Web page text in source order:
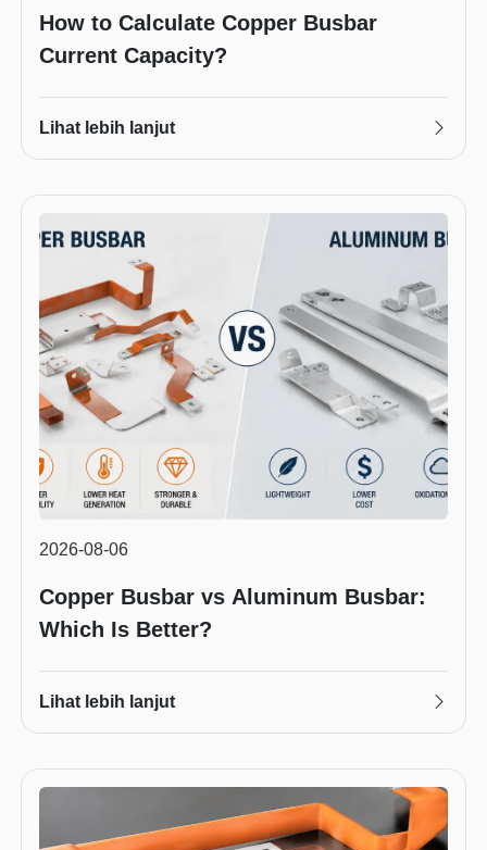
How to Calculate Copper Busbar
Current Capacity?
Lihat lebih lanjut
2026-08-06
Copper Busbar vs Aluminum Busbar:
Which Is Better?
Lihat lebih lanjut